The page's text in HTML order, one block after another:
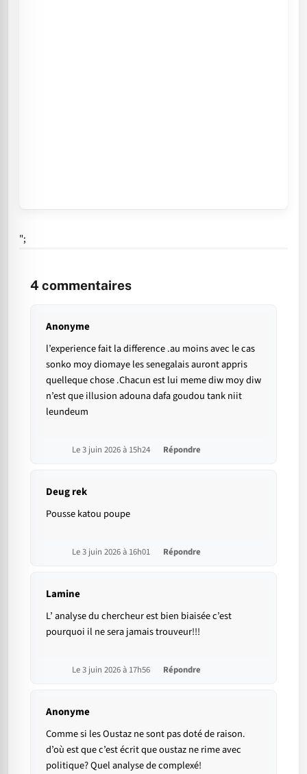
";
4 commentaires
Anonyme
l’experience fait la difference .au moins avec le cas
sonko moy diomaye les senegalais auront appris
quelleque chose .Chacun est lui meme diw moy diw
n’est que illusion adouna dafa goudou tank niit
leundeum
Le 3 juin 2026 à 15h24 Répondre
Deug rek
Pousse katou poupe
Le 3 juin 2026 à 16h01 Répondre
Lamine
L’ analyse du chercheur est bien biaisée c’est
pourquoi il ne sera jamais trouveur!!!
Le 3 juin 2026 à 17h56 Répondre
Anonyme
Comme si les Oustaz ne sont pas doté de raison.
d’où est que c’est écrit que oustaz ne rime avec
politique? Quel analyse de complexé!